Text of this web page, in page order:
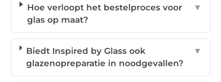
Hoe verloopt het bestelproces voor
glas op maat?
▼
Biedt Inspired by Glass ook
glazenopreparatie in noodgevallen?
▼